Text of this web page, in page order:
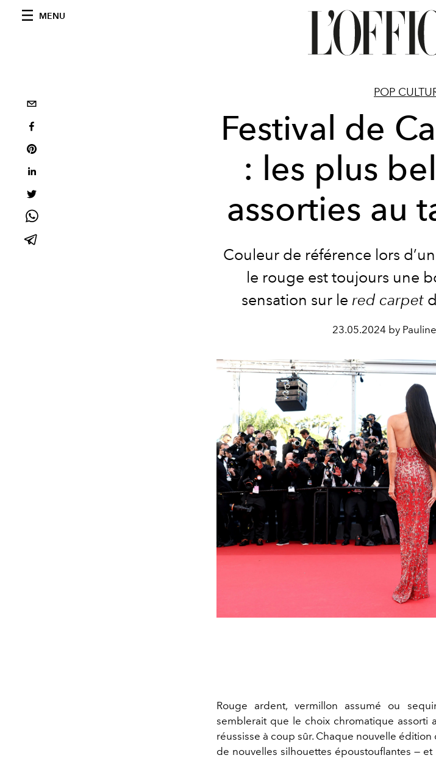
MENU
POP
Festival de
: les plus
assorties au
Couleur de référence lors
le rouge est toujours une
sensation sur le red carpet
23.05.2024 by
Rouge ardent, vermillon assumé ou
semblerait que le choix chromatique assorti
réussisse à coup sûr. Chaque nouvelle édition
de nouvelles silhouettes époustouflantes — et